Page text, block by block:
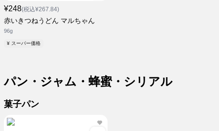
¥248(税込¥267.84)
赤いきつねうどん マルちゃん
96g
¥ スーパー価格
パン・ジャム・蜂蜜・シリアル
菓子パン